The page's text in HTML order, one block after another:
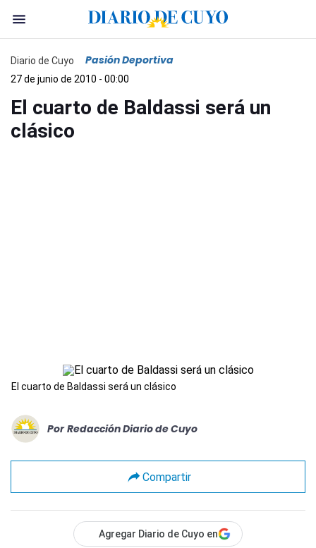
Diario de Cuyo Pasión Deportiva
27 de junio de 2010 - 00:00
El cuarto de Baldassi será un
clásico
El cuarto de Baldassi será un clásico
Por Redacción Diario de Cuyo
Compartir
Agregar Diario de Cuyo en